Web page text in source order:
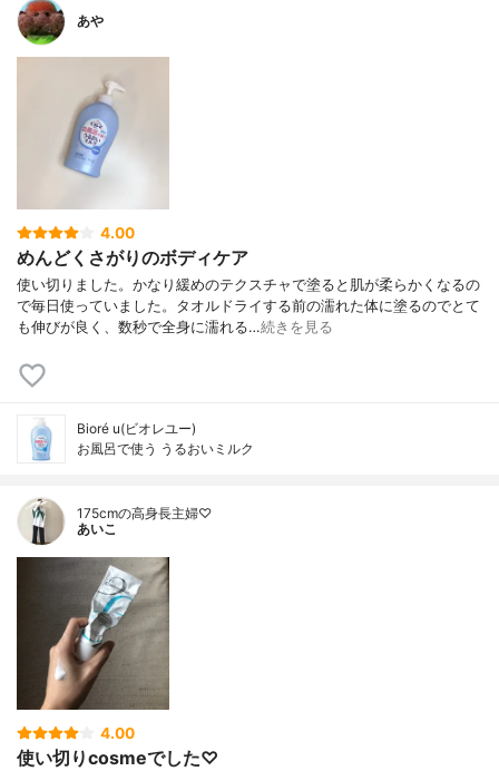
あや
4.00
めんどくさがりのボディケア
使い切りました。かなり緩めのテクスチャで塗ると肌が柔らかくなるの
で毎日使っていました。タオルドライする前の濡れた体に塗るのでとて
も伸びが良く、数秒で全身に濡れる…続きを見る
Bioré u(ビオレユー)
お風呂で使う うるおいミルク
175cmの高身長主婦♡
あいこ
4.00
使い切りcosmeでした♡